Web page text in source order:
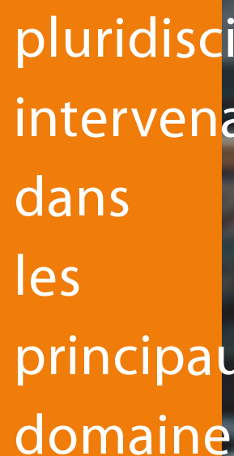
dans
les